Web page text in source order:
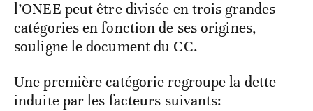
l’ONEE peut être divisée en trois grandes
catégories en fonction de ses origines,
souligne le document du CC.
Une première catégorie regroupe la dette
induite par les facteurs suivants: